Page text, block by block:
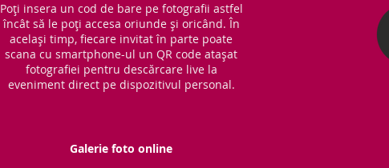
Poți insera un cod de bare pe fotografii astfel
încât să le poți accesa oriunde și oricând. În
același timp, fiecare invitat în parte poate
scana cu smartphone-ul un QR code atașat
fotografiei pentru descărcare live la
eveniment direct pe dispozitivul personal.
Galerie foto online